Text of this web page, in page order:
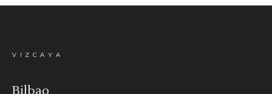
VIZCAYA